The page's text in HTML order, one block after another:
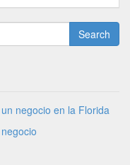
Search
negocio en la Florida